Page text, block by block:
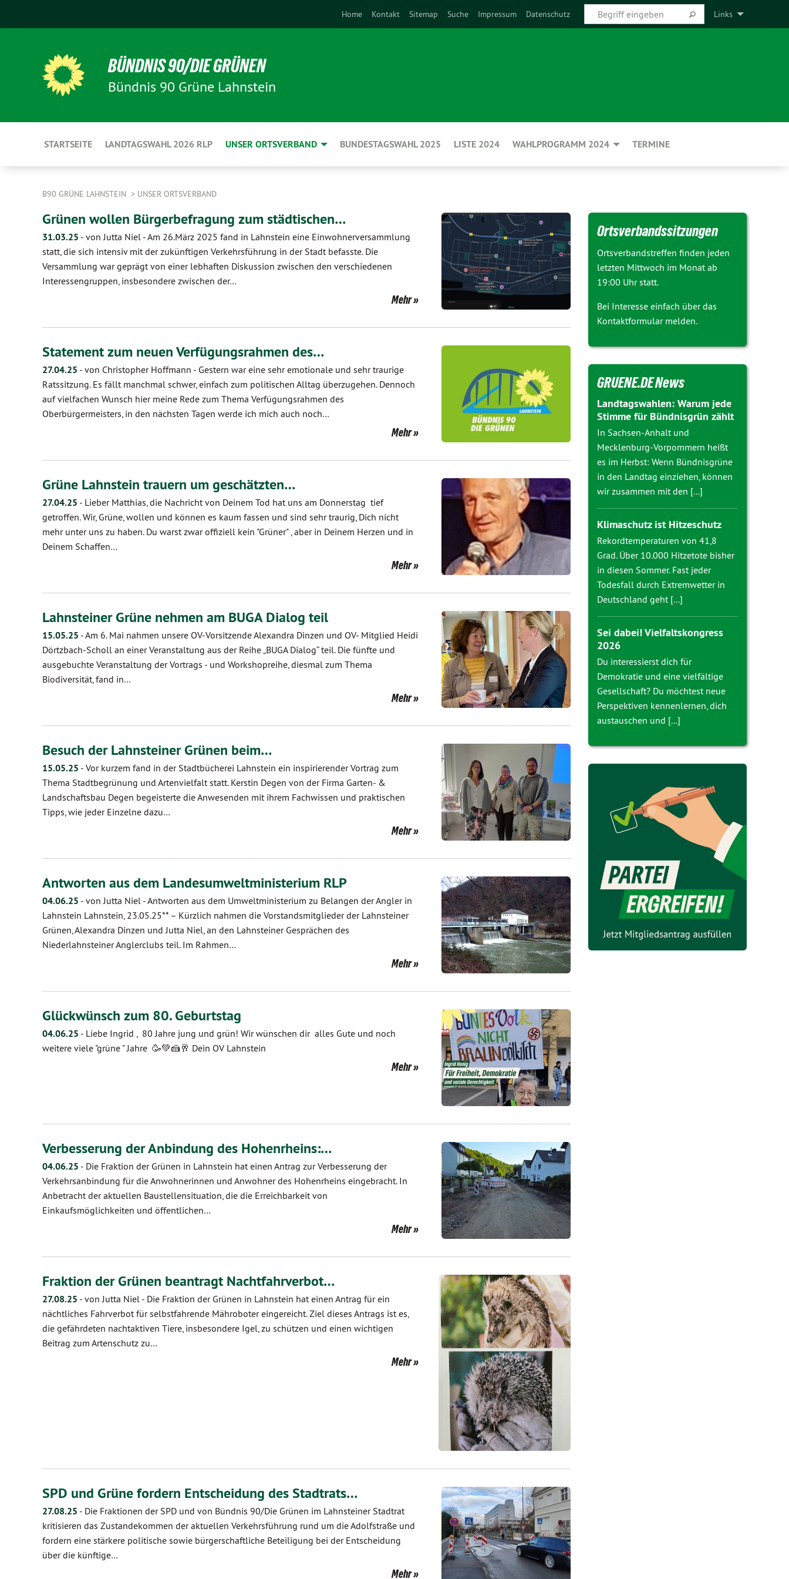
Links
Home Kontakt Sitemap Suche Impressum Datenschutz
BÜNDNIS 90/DIE GRÜNEN
Bündnis 90 Grüne Lahnstein
STARTSEITE LANDTAGSWAHL 2026 RLP UNSER ORTSVERBAND BUNDESTAGSWAHL 2025 LISTE 2024 WAHLPROGRAMM 2024 TERMINE
B90 GRÜNE LAHNSTEIN UNSER ORTSVERBAND
Grünen wollen Bürgerbefragung zum städtischen…
31.03.25 - von Jutta Niel -Am 26.März 2025 fand in Lahnstein eine Einwohnerversammlung
statt, die sich intensiv mit der zukünftigen Verkehrsführung in der Stadt befasste. Die
Versammlung war geprägt von einer lebhaften Diskussion zwischen den verschiedenen
Interessengruppen, insbesondere zwischen der…
Mehr
Statement zum neuen Verfügungsrahmen des…
27.04.25 - von Christopher Hoffmann - Gestern war eine sehr emotionale und sehr traurige
Ratssitzung. Es fällt manchmal schwer, einfach zum politischen Alltag überzugehen. Dennoch
auf vielfachen Wunsch hier meine Rede zum Thema Verfügungsrahmen des
Oberbürgermeisters, in den nächsten Tagen werde ich mich auch noch…
Mehr
Grüne Lahnstein trauern um geschätzten…
27.04.25 - Lieber Matthias, die Nachricht von Deinem Tod hat uns am Donnerstag tief
getroffen. Wir, Grüne, wollen und können es kaum fassen und sind sehr traurig, Dich nicht
mehr unter uns zu haben. Du warst zwar offiziell kein "Grüner" , aber in Deinem Herzen und in
Deinem Schaffen…
Mehr
Lahnsteiner Grüne nehmen am BUGA Dialog teil
15.05.25 -Am 6. Mai nahmen unsere OV-Vorsitzende Alexandra Dinzen und OV- Mitglied Heidi
Dörtzbach-Scholl an einer Veranstaltung aus der Reihe „BUGA Dialog“ teil. Die fünfte und
ausgebuchte Veranstaltung der Vortrags - und Workshopreihe, diesmal zum Thema
Biodiversität, fand in…
Mehr
Besuch der Lahnsteiner Grünen beim…
15.05.25 - Vor kurzem fand in der Stadtbücherei Lahnstein ein inspirierender Vortrag zum
Thema Stadtbegrünung und Artenvielfalt statt. Kerstin Degen von der Firma Garten- &
Landschaftsbau Degen begeisterte die Anwesenden mit ihrem Fachwissen und praktischen
Tipps, wie jeder Einzelne dazu…
Mehr
Antworten aus dem Landesumweltministerium RLP
04.06.25 - von Jutta Niel -Antworten aus dem Umweltministerium zu Belangen der Angler in
Lahnstein Lahnstein, 23.05.25** – Kürzlich nahmen die Vorstandsmitglieder der Lahnsteiner
Grünen, Alexandra Dinzen und Jutta Niel, an den Lahnsteiner Gesprächen des
Niederlahnsteiner Anglerclubs teil. Im Rahmen…
Mehr
Glückwünsch zum 80. Geburtstag
04.06.25 - Liebe Ingrid , 80 Jahre jung und grün! Wir wünschen dir alles Gute und noch
weitere viele "grüne " Jahre 🥳💚🍰🥂 Dein OV Lahnstein
Mehr
Verbesserung der Anbindung des Hohenrheins:…
04.06.25 - Die Fraktion der Grünen in Lahnstein hat einen Antrag zur Verbesserung der
Verkehrsanbindung für die Anwohnerinnen und Anwohner des Hohenrheins eingebracht. In
Anbetracht der aktuellen Baustellensituation, die die Erreichbarkeit von
Einkaufsmöglichkeiten und öffentlichen…
Mehr
Fraktion der Grünen beantragt Nachtfahrverbot…
27.08.25 - von Jutta Niel - Die Fraktion der Grünen in Lahnstein hat einen Antrag für ein
nächtliches Fahrverbot für selbstfahrende Mähroboter eingereicht. Ziel dieses Antrags ist es,
die gefährdeten nachtaktiven Tiere, insbesondere Igel, zu schützen und einen wichtigen
Beitrag zum Artenschutz zu…
Mehr
SPD und Grüne fordern Entscheidung des Stadtrats…
27.08.25 - Die Fraktionen der SPD und von Bündnis 90/Die Grünen im Lahnsteiner Stadtrat
kritisieren das Zustandekommen der aktuellen Verkehrsführung rund um die Adolfstraße und
fordern eine stärkere politische sowie bürgerschaftliche Beteiligung bei der Entscheidung
über die künftige…
Mehr
Ortsverbandssitzungen
Ortsverbandstreffen finden jeden
letzten Mittwoch im Monat ab
19:00 Uhr statt.
Bei Interesse einfach über das
Kontaktformular melden.
GRUENE.DE News
Landtagswahlen: Warum jede
Stimme für Bündnisgrün zählt
In Sachsen-Anhalt und
Mecklenburg-Vorpommern heißt
es im Herbst: Wenn Bündnisgrüne
in den Landtag einziehen, können
wir zusammen mit den [...]
Klimaschutz ist Hitzeschutz
Rekordtemperaturen von 41,8
Grad. Über 10.000 Hitzetote bisher
in diesen Sommer. Fast jeder
Todesfall durch Extremwetter in
Deutschland geht [...]
Sei dabei! Vielfaltskongress
2026
Du interessierst dich für
Demokratie und eine vielfältige
Gesellschaft? Du möchtest neue
Perspektiven kennenlernen, dich
austauschen und [...]